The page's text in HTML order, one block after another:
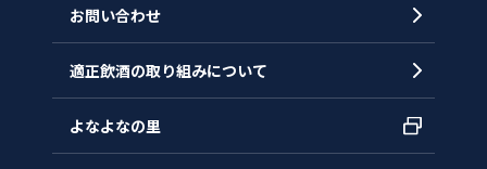
お問い合わせ
適正飲酒の取り組みについて
よなよなの里